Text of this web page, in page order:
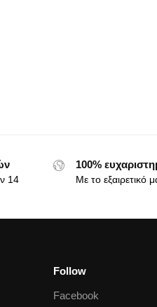
14
100%
Με το εξαιρετικό
Follow
Facebook